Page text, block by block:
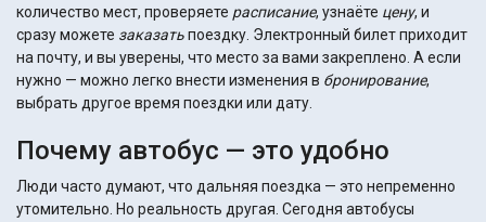
количество мест, проверяете расписание, узнаёте цену, и
сразу можете заказатьпоездку. Электронный билет приходит
на почту, и вы уверены, что место за вами закреплено. А если
нужно — можно легко внести изменения в бронирование,
выбрать другое время поездки или дату.
Почему автобус — это удобно
Люди часто думают, что дальняя поездка — это непременно
утомительно. Но реальность другая. Сегодня автобусы